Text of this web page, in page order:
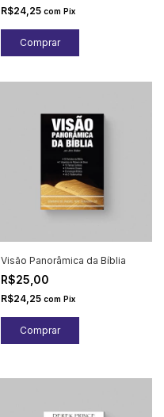
R$24,25 com Pix
Visão Panorâmica da Bíblia
R$25,00
R$24,25 com Pix